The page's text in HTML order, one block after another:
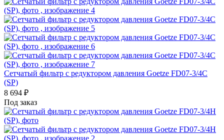
Сетчатый фильтр с редуктором давления Goetze FD07-3/4C
(SP)
8 694 ₽
Под заказ